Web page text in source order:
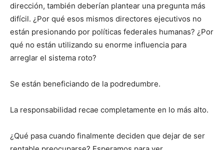
dirección, también deberían plantear una pregunta más
difícil. ¿Por qué esos mismos directores ejecutivos no
están presionando por políticas federales humanas? ¿Por
qué no están utilizando su enorme influencia para
arreglar el sistema roto?
Se están beneficiando de la podredumbre.
La responsabilidad recae completamente en lo más alto.
¿Qué pasa cuando finalmente deciden que dejar de ser